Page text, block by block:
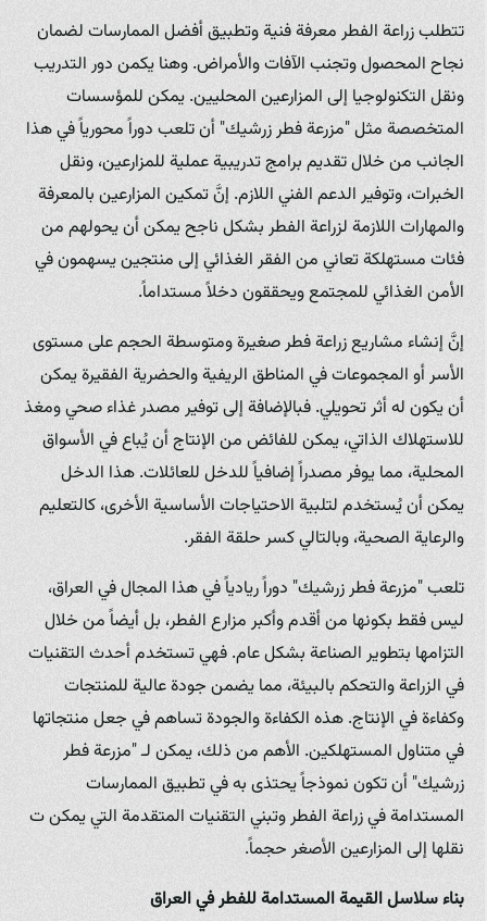
تتطلب زراعة الفطر معرفة فنية وتطبيق أفضل الممارسات لضمان
نجاح المحصول وتجنب الآفات والأمراض. وهنا يكمن دور التدريب
ونقل التكنولوجيا إلى المزارعين المحليين. يمكن للمؤسسات
المتخصصة مثل "مزرعة فطر زرشيك" أن تلعب دوراً محورياً في هذا
الجانب من خلال تقديم برامج تدريبية عملية للمزارعين، ونقل
الخبرات، وتوفير الدعم الفني اللازم. إنَّ تمكين المزارعين بالمعرفة
والمهارات اللازمة لزراعة الفطر بشكل ناجح يمكن أن يحولهم من
فئات مستهلكة تعاني من الفقر الغذائي إلى منتجين يسهمون في
الأمن الغذائي للمجتمع ويحققون دخلاً مستداماً.
إنَّ إنشاء مشاريع زراعة فطر صغيرة ومتوسطة الحجم على مستوى
الأسر أو المجموعات في المناطق الريفية والحضرية الفقيرة يمكن
أن يكون له أثر تحويلي. فبالإضافة إلى توفير مصدر غذاء صحي ومغذ
للاستهلاك الذاتي، يمكن للفائض من الإنتاج أن يُباع في الأسواق
المحلية، مما يوفر مصدراً إضافياً للدخل للعائلات. هذا الدخل
يمكن أن يُستخدم لتلبية الاحتياجات الأساسية الأخرى، كالتعليم
والرعاية الصحية، وبالتالي كسر حلقة الفقر.
تلعب "مزرعة فطر زرشيك" دوراً ريادياً في هذا المجال في العراق،
ليس فقط بكونها من أقدم وأكبر مزارع الفطر، بل أيضاً من خلال
التزامها بتطوير الصناعة بشكل عام. فهي تستخدم أحدث التقنيات
في الزراعة والتحكم بالبيئة، مما يضمن جودة عالية للمنتجات
وكفاءة في الإنتاج. هذه الكفاءة والجودة تساهم في جعل منتجاتها
في متناول المستهلكين. الأهم من ذلك، يمكن لـ "مزرعة فطر
زرشيك" أن تكون نموذجاً يحتذى به في تطبيق الممارسات
المستدامة في زراعة الفطر وتبني التقنيات المتقدمة التي يمكن ت
نقلها إلى المزارعين الأصغر حجماً.
بناء سلاسل القيمة المستدامة للفطر في العراق